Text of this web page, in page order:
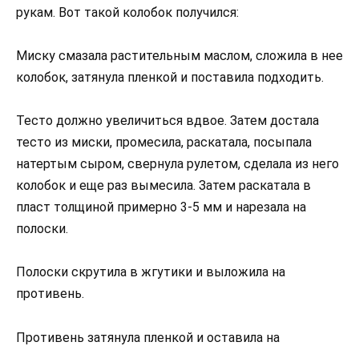
рукам. Вот такой колобок получился:
Миску смазала растительным маслом, сложила в нее
колобок, затянула пленкой и поставила подходить.
Тесто должно увеличиться вдвое. Затем достала
тесто из миски, промесила, раскатала, посыпала
натертым сыром, свернула рулетом, сделала из него
колобок и еще раз вымесила. Затем раскатала в
пласт толщиной примерно 3-5 мм и нарезала на
полоски.
Полоски скрутила в жгутики и выложила на
противень.
Противень затянула пленкой и оставила на